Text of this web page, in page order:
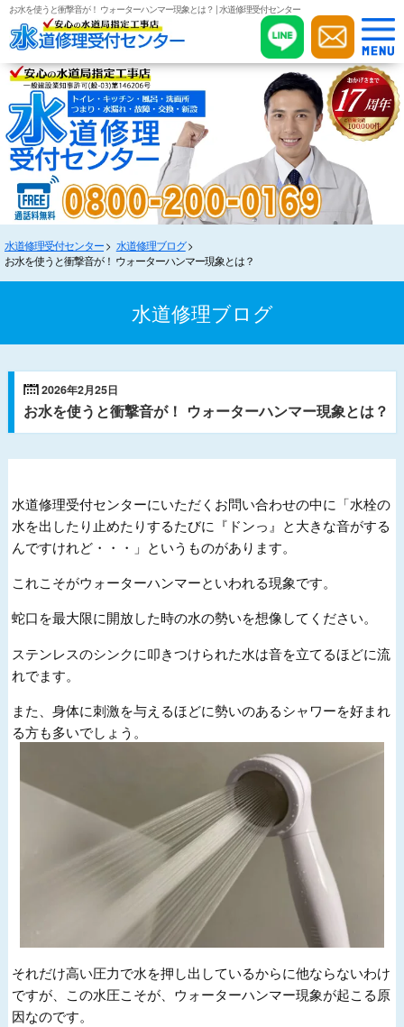
お水を使うと衝撃音が！ ウォーターハンマー現象とは？ | 水道修理受付センター
水道修理受付センター
水道修理ブログ
お水を使うと衝撃音が！ ウォーターハンマー現象とは？
水道修理ブログ
2026年2月25日
お水を使うと衝撃音が！ ウォーターハンマー現象とは？
水道修理受付センターにいただくお問い合わせの中に「水栓の
水を出したり止めたりするたびに『ドンっ』と大きな音がする
んですけれど・・・」というものがあります。
これこそがウォーターハンマーといわれる現象です。
蛇口を最大限に開放した時の水の勢いを想像してください。
ステンレスのシンクに叩きつけられた水は音を立てるほどに流
れでます。
また、身体に刺激を与えるほどに勢いのあるシャワーを好まれ
る方も多いでしょう。
それだけ高い圧力で水を押し出しているからに他ならないわけ
ですが、この水圧こそが、ウォーターハンマー現象が起こる原
因なのです。